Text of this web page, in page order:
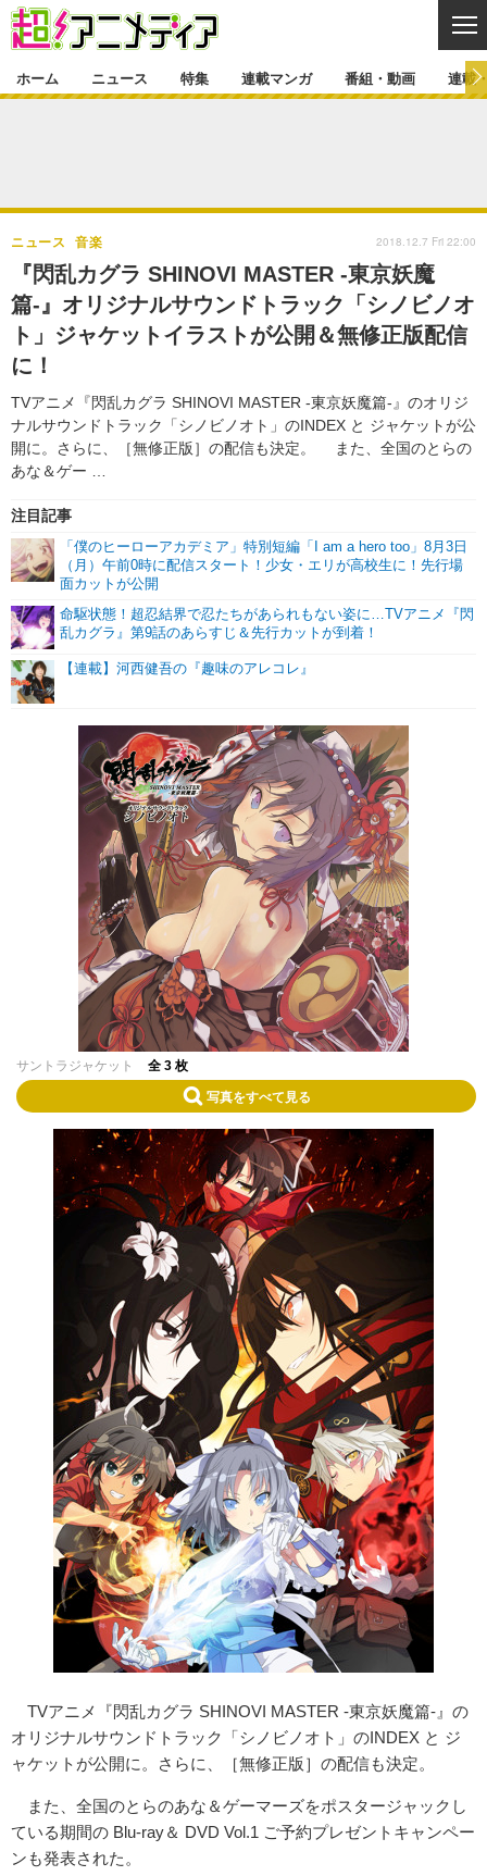
ゲーム・アプリ マンガ
グッズ イベント
声優 コスプレ
特集一覧 カバー
ラキりす
連載マンガ
連載マンガ一覧 連載一覧
番組・動画
番組・動画一覧 ラジオ
動画
連載・ブログ
連載・ブログ一覧 コラム
編集部ブログ・お知らせ
ホーム ニュース 特集 連載マンガ 番組・動画 連載
『閃乱カグラ SHINOVI MASTER -東京妖魔
篇-』オリジナルサウンドトラック「シノビノオ
ト」ジャケットイラストが公開＆無修正版配信
に！
TVアニメ『閃乱カグラ SHINOVI MASTER -東京妖魔篇-』のオリジ
ナルサウンドトラック「シノビノオト」のINDEX と ジャケットが公
開に。さらに、［無修正版］の配信も決定。 また、全国のとらの
あな＆ゲー …
ニュース 音楽
注目記事
「僕のヒーローアカデミア」特別短編「I am a hero too」8月3日
（月）午前0時に配信スタート！少女・エリが高校生に！先行場
面カットが公開
命駆状態！超忍結界で忍たちがあられもない姿に…TVアニメ『閃
乱カグラ』第9話のあらすじ＆先行カットが到着！
【連載】河西健吾の『趣味のアレコレ』
2018.12.7 Fri 22:00
サントラジャケット 全 3 枚
写真をすべて見る
TVアニメ『閃乱カグラ SHINOVI MASTER -東京妖魔篇-』の
オリジナルサウンドトラック「シノビノオト」のINDEX と ジ
ャケットが公開に。さらに、［無修正版］の配信も決定。
また、全国のとらのあな＆ゲーマーズをポスタージャックし
ている期間の Blu-ray＆ DVD Vol.1 ご予約プレゼントキャンペー
ンも発表された。